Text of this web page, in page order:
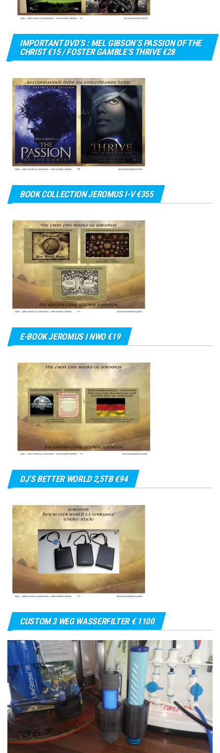
IMPORTANT DVD’S : MEL GIBSON’S PASSION OF THE
CHRIST €15 / FOSTER GAMBLE’S THRIVE €28
BOOK COLLECTION JEROMUS I-V €355
E-BOOK JEROMUS I NWO €19
DJ’S BETTER WORLD 2,5TB €94
CUSTOM 3 WEG WASSERFILTER € 1100